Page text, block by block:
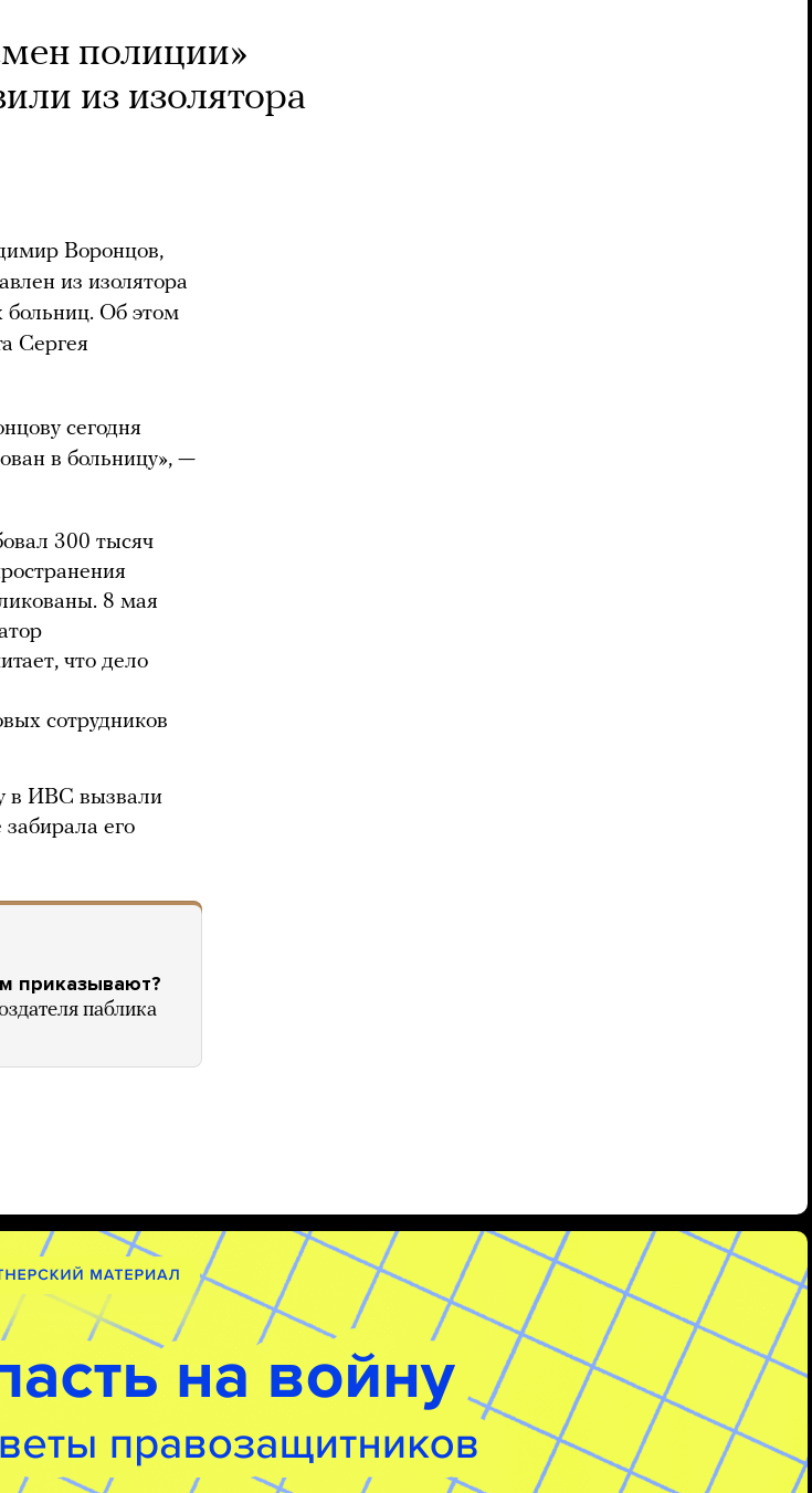
полиции»
из изолятора
Воронцов,
из изолятора
больниц. Об этом
Сергея
сегодня
в больницу», —
300 тысяч
8 мая
что дело
сотрудников
в ИВС вызвали
его
приказывают?
паблика